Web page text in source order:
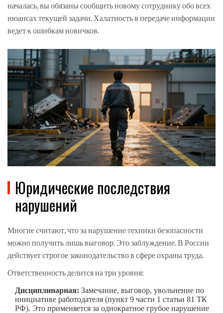
началась, вы обязаны сообщить новому сотруднику обо всех
нюансах текущей задачи. Халатность в передаче информации
ведет к ошибкам новичков.
Юридические последствия
нарушений
Многие считают, что за нарушение техники безопасности
можно получить лишь выговор. Это заблуждение. В России
действует строгое законодательство в сфере охраны труда.
Ответственность делится на три уровня:
Дисциплинарная: Замечание, выговор, увольнение по
инициативе работодателя (пункт 9 части 1 статьи 81 ТК
РФ). Это применяется за однократное грубое нарушение